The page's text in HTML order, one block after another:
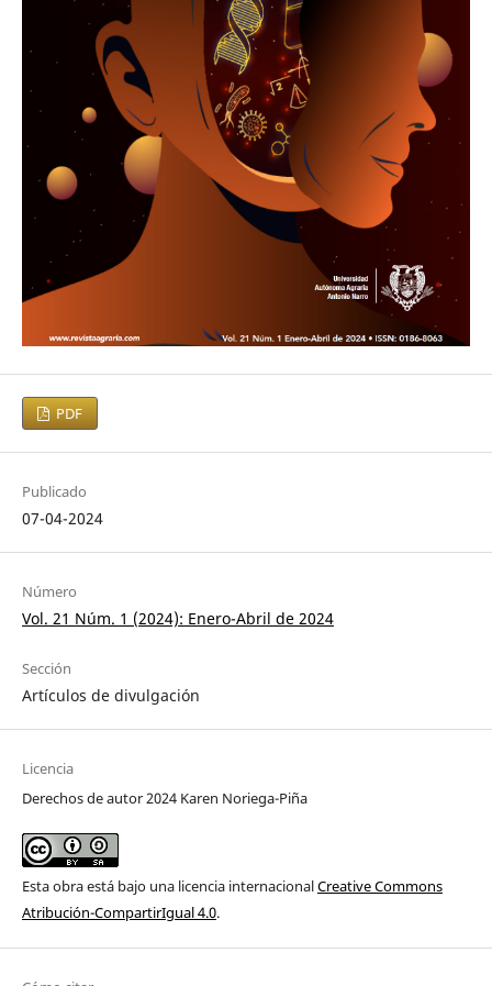
PDF
Publicado
07-04-2024
Número
Vol. 21 Núm. 1 (2024): Enero-Abril de 2024
Sección
Artículos de divulgación
Licencia
Derechos de autor 2024 Karen Noriega-Piña
Esta obra está bajo una licencia internacionalCreative Commons
Atribución-CompartirIgual 4.0.